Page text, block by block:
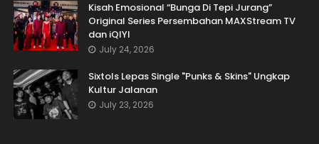
Kisah Emosional “Bunga Di Tepi Jurang”
Original Series Persembahan MAXStream TV
dan iQIYI
July 24, 2026
Sixtols Lepas Single "Punks & Skins" Ungkap
Kultur Jalanan
July 23, 2026